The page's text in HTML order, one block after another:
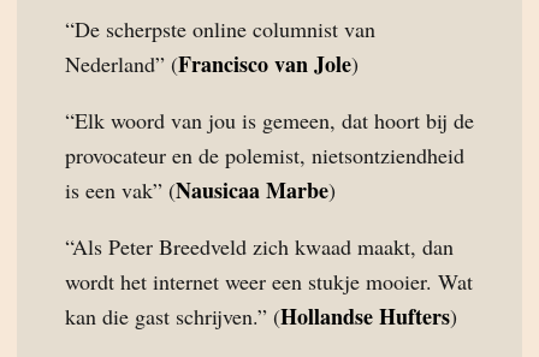
“De scherpste online columnist van
Nederland” (Francisco van Jole)
“Elk woord van jou is gemeen, dat hoort bij de
provocateur en de polemist, nietsontziendheid
is een vak” (Nausicaa Marbe)
“Als Peter Breedveld zich kwaad maakt, dan
wordt het internet weer een stukje mooier. Wat
kan die gast schrijven.” (Hollandse Hufters)